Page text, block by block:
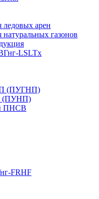
арен
газонов
LSLTx
(ПУГНП)
(ПУНП)
ПНСВ
FRHF